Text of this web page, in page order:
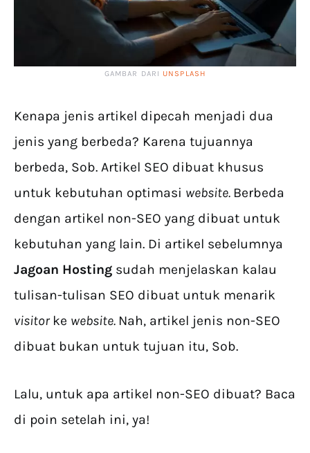
GAMBAR DARI UNSPLASH
Kenapa jenis artikel dipecah menjadi dua
jenis yang berbeda? Karena tujuannya
berbeda, Sob. Artikel SEO dibuat khusus
untuk kebutuhan optimasi website. Berbeda
dengan artikel non-SEO yang dibuat untuk
kebutuhan yang lain. Di artikel sebelumnya
Jagoan Hosting sudah menjelaskan kalau
tulisan-tulisan SEO dibuat untuk menarik
visitor ke website. Nah, artikel jenis non-SEO
dibuat bukan untuk tujuan itu, Sob.
Lalu, untuk apa artikel non-SEO dibuat? Baca
di poin setelah ini, ya!